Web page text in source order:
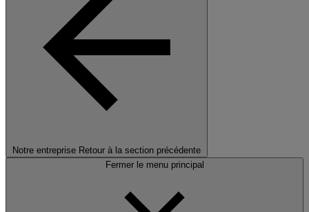
Notre entreprise Retour à la section précédente
Fermer le menu principal